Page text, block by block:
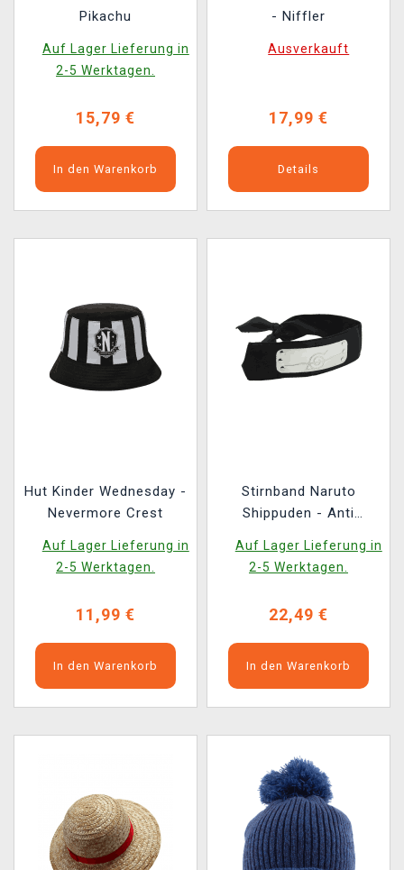
Pikachu
Auf Lager Lieferung in
2-5 Werktagen.
15,79 €
In den Warenkorb
- Niffler
Ausverkauft
17,99 €
Details
Hut Kinder Wednesday -
Nevermore Crest
Auf Lager Lieferung in
2-5 Werktagen.
11,99 €
In den Warenkorb
Stirnband Naruto
Shippuden - Anti
Auf Lager Lieferung in
2-5 Werktagen.
22,49 €
In den Warenkorb